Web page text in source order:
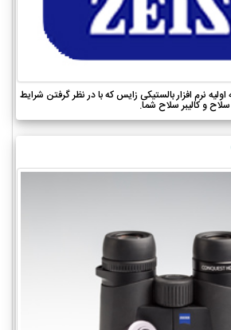
نرم افزار بالستیکی زایس که با در نظر گرفتن شرایط
و کالیبر سلاح شما.